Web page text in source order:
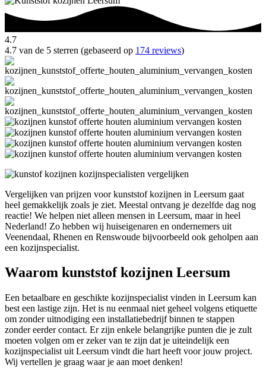
4.7
4.7 van de 5 sterren (gebaseerd op 174 reviews)
Vergelijken van prijzen voor kunststof kozijnen in Leersum gaat
heel gemakkelijk zoals je ziet. Meestal ontvang je dezelfde dag nog
reactie! We helpen niet alleen mensen in Leersum, maar in heel
Nederland! Zo hebben wij huiseigenaren en ondernemers uit
Veenendaal, Rhenen en Renswoude bijvoorbeeld ook geholpen aan
een kozijnspecialist.
Waarom kunststof kozijnen Leersum
Een betaalbare en geschikte kozijnspecialist vinden in Leersum kan
best een lastige zijn. Het is nu eenmaal niet geheel volgens etiquette
om zonder uitnodiging een installatiebedrijf binnen te stappen
zonder eerder contact. Er zijn enkele belangrijke punten die je zult
moeten volgen om er zeker van te zijn dat je uiteindelijk een
kozijnspecialist uit Leersum vindt die hart heeft voor jouw project.
Wij vertellen je graag waar je aan moet denken!